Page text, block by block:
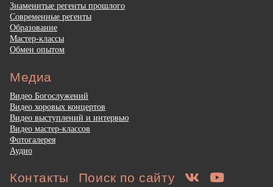
Знаменитые регенты прошлого
Современные регенты
Образование
Мастер-классы
Обмен опытом
Медиа
Видео Богослужений
Видео хоровых концертов
Видео выступлений и интервью
Видео мастер-классов
Фотогалерея
Аудио
Контакты Поиск по сайту